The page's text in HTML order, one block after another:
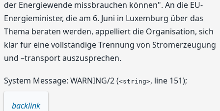
der Energiewende missbrauchen können". An die EU-
Energieminister, die am 6. Juni in Luxemburg über das
Thema beraten werden, appelliert die Organisation, sich
klar für eine vollständige Trennung von Stromerzeugung
und –transport auszusprechen.
System Message: WARNING/2 (<string>, line 151);
backlink